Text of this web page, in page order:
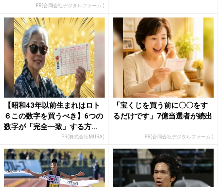
PR(合同会社デジタルファーム )
【昭和43年以前生まれはロト
６この数字を買うべき】6つの
数字が「完全一致」する方...
PR(株式会社MURA)
「宝くじを買う前に〇〇をす
るだけです」7億当選者が続出
PR(合同会社デジタルファーム )